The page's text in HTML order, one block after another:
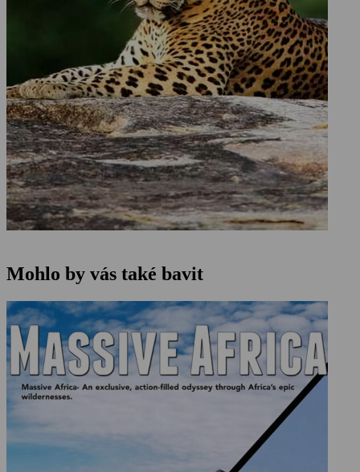
Mohlo by vás také bavit